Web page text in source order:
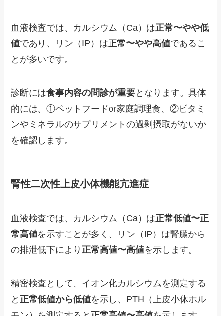
血液検査では、カルシウム（Ca）は正常〜やや低
値であり、リン（IP）は正常〜やや高値であるこ
とが多いです。
診断には食事内容の問診が重要となります。具体
的には、①ペットフードor家庭調理食、②ビタミ
ンやミネラルのサプリメントの過剰摂取がないか
を確認します。
腎性二次性上皮小体機能亢進症
血液検査では、カルシウム（Ca）は正常低値〜正
常高値を示すことが多く、リン（IP）は腎臓から
の排泄低下により 正常高値〜高値を示します。
精密検査として、イオン化カルシウムを測定する
と 正常低値から低値を示し、PTH（上皮小体ホル